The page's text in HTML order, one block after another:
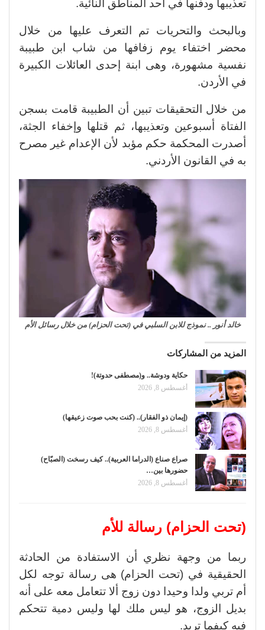
تعذيبها ودفنها في أحد المناطق النائية.
وبالبحث والتحريات تم التعرف عليها من خلال
محضر اختفاء يوم زفافها من شاب ابن طبيبة
نفسية مشهورة، وهى ابنة إحدى العائلات الكبيرة
في الأردن.
من خلال التحقيقات تبين أن الطبيبة قامت بسجن
الفتاة أسبوعين وتعذيبها، ثم قتلها وإخفاء الجثة،
أصدرت المحكمة حكم مؤبد لأن الإعدام غير مصرح
به في القانون الأردني.
خالد أنور .. نموذج للابن السلبي في (تحت الحزام) من خلال رسائل الأم
المزيد من المشاركات
حكاية ودوشة.. و(مصطفى حدوتة)!
أغسطس 8, 2026
(إيمان ذو الفقار).. (كنت بحب صوت زعيقها)
أغسطس 8, 2026
صراع صناع (الدراما العربية).. كيف رسخت (الصبّاح)
حضورها بين…
أغسطس 8, 2026
(تحت الحزام) رسالة للأم
ربما من وجهة نظري أن الاستفادة من الحادثة
الحقيقية في (تحت الحزام) هى رسالة توجه لكل
أم تربي ولدا وحيدا دون زوج ألا تتعامل معه على أنه
بديل الزوج، هو ليس ملك لها وليس دمية تتحكم
فيه كيفما تريد.